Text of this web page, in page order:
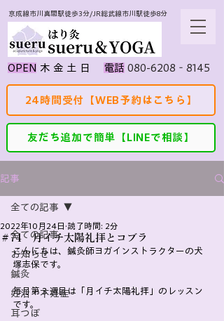
京成線市川真間駅徒歩3分/JR総武線市川駅徒歩8分
​OPEN ​木 金 土 日 ​電話 080-6208‐8145
24時間受付【WEB予約はこちら】
友だち追加で簡単【LINEで相談】
記事
全ての記事
お知らせ
鍼灸
妊活・不妊症
耳つぼ
全ての記事
＃74 月イチ太陽礼拝とコブラ
2022年10月24日 読了時間: 2分
こんにちは、鍼灸師ヨガインストラクターの犬
塚志保です。
毎月第３週目は「月イチ太陽礼拝」のレッスン
です。